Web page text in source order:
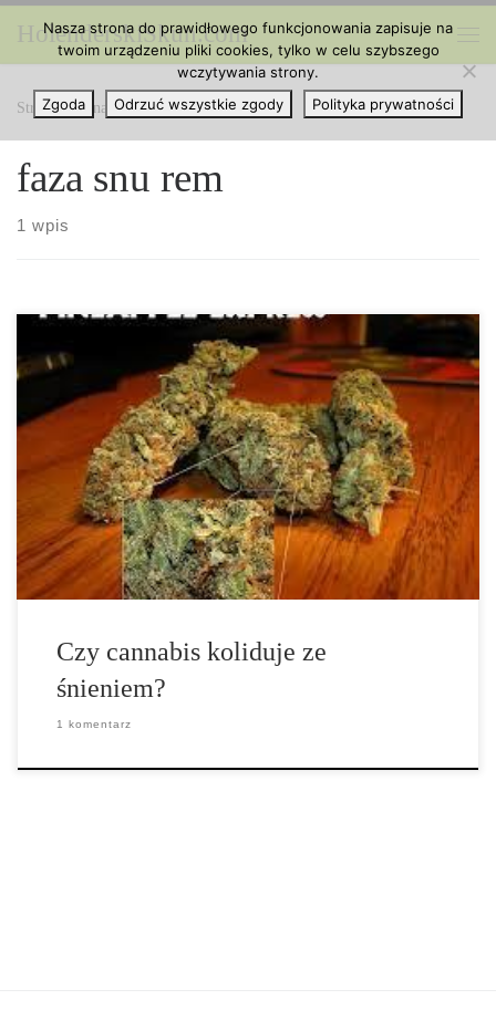
Przejdź do treści
HolenderskiSkun.com
Strona główna » faza snu rem
faza snu rem
1 wpis
Dobrze znanym faktem wśród tych, którzy używają naprawdę
dużo marihuany jest to, że kiedy przestaną ją stosować
doświadczają nagłego potoku szalonych, wyrazistych snów.
Wystarczy, że wpiszesz w Google „trawka i śnienie”, a zobaczysz,
że większość najlepszych wyników dotyczy tego co dzieje się, gdy
przestaniesz ją palić… Wydaje się być powszechnym
przekonaniem, że połączenie między marihuaną i śnieniem wiąże
się z […]
Czy cannabis koliduje ze
śnieniem?
1 komentarz
Nasza strona do prawidłowego funkcjonowania zapisuje na
twoim urządzeniu pliki cookies, tylko w celu szybszego
wczytywania strony.
Zgoda
Odrzuć wszystkie zgody Polityka prywatności